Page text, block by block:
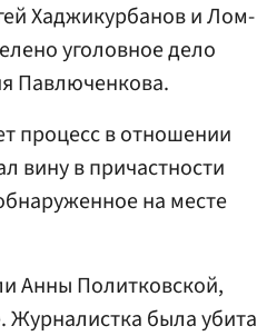
Хаджикурбанов и Лом-
уголовное дело
Павлюченкова.
процесс в отношении
вину в причастности
на месте
Анны Политковской,
Журналистка была убита